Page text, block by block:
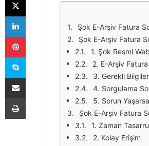
Şok E-Arşiv Fatura
Şok E-Arşiv Fatura
1. Şok Resmi
2. E-Arşiv Fatura
3. Gerekli
4. Sorgulama
5. Sorun
Şok E-Arşiv Fatura
1. Zaman
2. Kolay Erişim
LinkedIn
Pinterest
Skype
E-Posta ile paylaş